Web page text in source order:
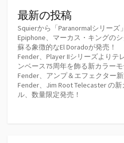
最新の投稿
Squierから「Paranormalシリーズ
Epiphone、マーカス・キングの
蘇る象徴的なEl Doradoが発売！
Fender、Player IIシリーズよりテ
ンベース75周年を飾る新カラー
Fender、アンプ＆エフェクター
Fender、Jim Root Telecaster の
ル、数量限定発売！